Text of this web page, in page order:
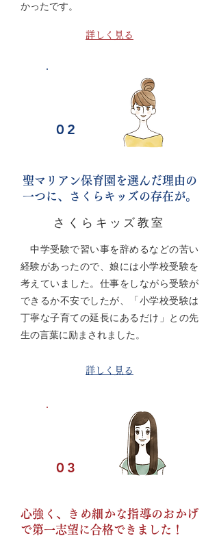
かったです。
詳しく見る
02
聖マリアン保育園を選んだ理由の
一つに、さくらキッズの存在が。
さくらキッズ教室
中学受験で習い事を辞めるなどの苦い
経験があったので、娘には小学校受験を
考えていました。仕事をしながら受験が
できるか不安でしたが、「小学校受験は
丁寧な子育ての延長にあるだけ」との先
生の言葉に励まされました。
詳しく見る
03
心強く、きめ細かな指導のおかげ
で第一志望に合格できました！